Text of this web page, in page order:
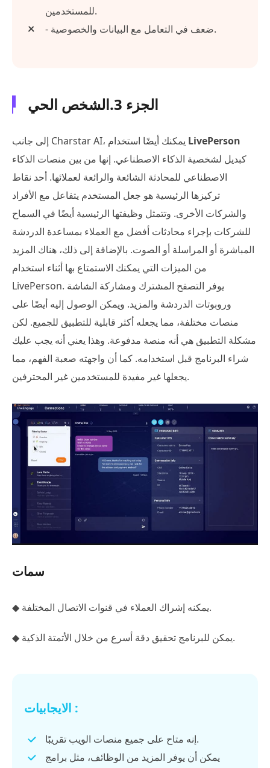
للمستخدمين.
- ضعف في التعامل مع البيانات والخصوصية.
الجزء 3.الشخص الحي
LivePerson
كبديل لشخصية الذكاء الاصطناعي. إنها من بين منصات الذكاء
الاصطناعي للمحادثة الشائعة والرائعة لعملائها. أحد نقاط
تركيزها الرئيسية هو جعل المستخدم يتفاعل مع الأفراد
والشركات الأخرى. وتتمثل وظيفتها الرئيسية أيضًا في السماح
للشركات بإجراء محادثات أفضل مع العملاء بمساعدة الدردشة
المباشرة أو المراسلة أو الصوت. بالإضافة إلى ذلك، هناك المزيد
من الميزات التي يمكنك الاستمتاع بها أثناء استخدام
LivePerson. يوفر التصفح المشترك ومشاركة الشاشة
وروبوتات الدردشة والمزيد. ويمكن الوصول إليه أيضًا على
منصات مختلفة، مما يجعله أكثر قابلية للتطبيق للجميع. لكن
مشكلة التطبيق هي أنه منصة مدفوعة. وهذا يعني أنه يجب عليك
شراء البرنامج قبل استخدامه. كما أن واجهته صعبة الفهم، مما
يجعلها غير مفيدة للمستخدمين غير المحترفين.
سمات
◆ يمكنه إشراك العملاء في قنوات الاتصال المختلفة.
◆ يمكن للبرنامج تحقيق دقة أسرع من خلال الأتمتة الذكية.
الايجابيات :
إنه متاح على جميع منصات الويب تقريبًا.
يمكن أن يوفر المزيد من الوظائف، مثل برامج